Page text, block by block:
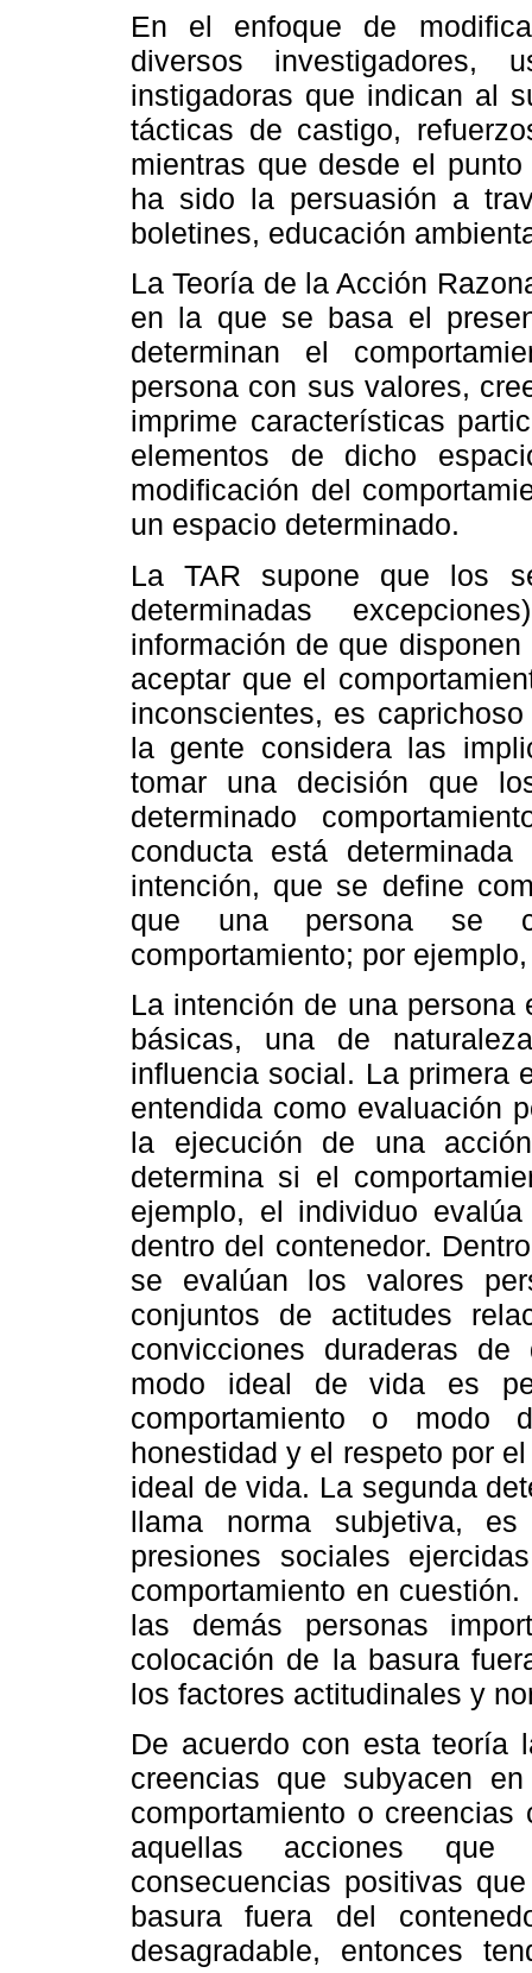
En el enfoque de
diversos investigadores,
instigadoras que indican al
tácticas de castigo,
mientras que desde el
ha sido la persuasión a
boletines, educación
La Teoría de la Acción
en la que se basa el
determinan el
persona con sus valores,
imprime características
elementos de dicho
modificación del
un espacio determinado.
La TAR supone que los
determinadas
información de que
aceptar que el
inconscientes, es
la gente considera las
tomar una decisión que
determinado
conducta está
intención, que se define
que una persona se
comportamiento; por
La intención de una
básicas, una de
influencia social. La primera
entendida como evaluación
la ejecución de una
determina si el
ejemplo, el individuo
dentro del contenedor.
se evalúan los valores
conjuntos de actitudes
convicciones duraderas de
modo ideal de vida es
comportamiento o
honestidad y el respeto por
ideal de vida. La segunda
llama norma subjetiva,
presiones sociales
comportamiento en
las demás personas
colocación de la basura
los factores actitudinales y
De acuerdo con esta teoría
creencias que subyacen
comportamiento o creencias
aquellas acciones que
consecuencias positivas
basura fuera del
desagradable, entonces